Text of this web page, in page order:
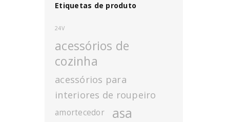
Etiquetas de produto
24V
acessórios de
cozinha
acessórios para
interiores de roupeiro
amortecedor asa